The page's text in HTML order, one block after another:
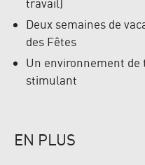
Deux semaines de
des Fêtes
Un environnement
stimulant
EN PLUS